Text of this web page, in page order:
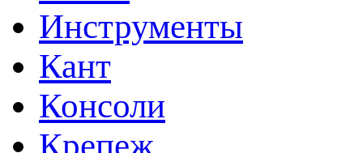
Инструменты
Кант
Консоли
Крепеж